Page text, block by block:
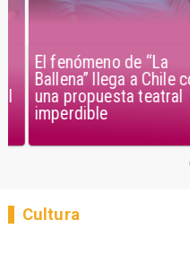
El fenómeno de “La
Ballena” llega a Chile con
una propuesta teatral
imperdible
Cultura